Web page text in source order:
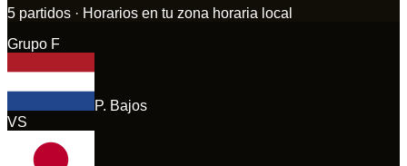
5 partidos · Horarios en tu zona horaria local
Grupo F
P. Bajos
VS